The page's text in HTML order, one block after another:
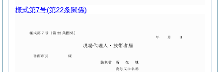
様式第7号(第22条関係)